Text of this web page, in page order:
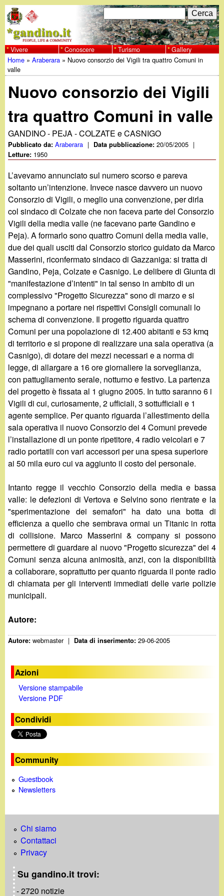
al
contenuto
principale
w
w
w
.
g
a
n
d
i
n
o
.
i
t
F
o
r
d
i
r
i
c
e
r
c
a
C
e
r
c
a
Vivere Conoscere Turismo Gallery
Tu
sei
qui
Home »Araberara » Nuovo consorzio dei Vigili tra quattro Comuni in
valle
Nuovo consorzio dei Vigili
tra quattro Comuni in valle
GANDINO - PEJA - COLZATE e CASNIGO
Pubblicato da:Araberara | Data pubblicazione:20/05/2005 |
Letture: 1950
L’avevamo annunciato sul numero scorso e pareva
soltanto un’intenzione. Invece nasce davvero un nuovo
Consorzio di Vigili, o meglio una convenzione, per dirla
col sindaco di Colzate che non faceva parte del Consorzio
Vigili della media valle (ne facevano parte Gandino e
Peja). A formarlo sono quattro Comuni della media valle,
due dei quali usciti dal Consorzio storico guidato da Marco
Masserini, riconfermato sindaco di Gazzaniga: si tratta di
Gandino, Peja, Colzate e Casnigo. Le delibere di Giunta di
"manifestazione d’intenti" in tal senso in ambito di un
complessivo "Progetto Sicurezza" sono di marzo e si
impegnano a portare nei rispettivi Consigli comunali lo
schema di convenzione. Il progetto riguarda quattro
Comuni per una popolazione di 12.400 abitanti e 53 kmq
di territorio e si propone di realizzare una sala operativa (a
Casnigo), di dotare dei mezzi necessari e a norma di
legge, di allargare a 16 ore giornaliere la sorveglianza,
con pattugliamento serale, notturno e festivo. La partenza
del progetto è fissata al 1 giugno 2005. In tutto saranno 6 i
Vigili di cui, curiosamente, 2 ufficiali, 3 sottufficiali e 1
agente semplice. Per quanto riguarda l’allestimento della
sala operativa il nuovo Consorzio dei 4 Comuni prevede
l’installazione di un ponte ripetitore, 4 radio veicolari e 7
radio portatili con vari accessori per una spesa superiore
ai 50 mila euro cui va aggiunto il costo del personale.
Intanto regge il vecchio Consorzio della media e bassa
valle: le defezioni di Vertova e Selvino sono rientrate e la
"sperimentazione dei semafori" ha dato una botta di
efficienza a quello che sembrava ormai un Titanic in rotta
di collisione. Marco Masserini & company si possono
permettere di guardare al nuovo "Progetto sicurezza" dei 4
Comuni senza alcuna animosità, anzi, con la disponibilità
a collaborare, soprattutto per quanto riguarda il ponte radio
di chiamata per gli interventi immediati delle varie polizie
municipali.
Autore:
Autore:webmaster | Data di inserimento:29-06-2005
Azioni
Versione stampabile
Versione PDF
Condividi
Community
Guestbook
Newsletters
Chi siamo
Contattaci
Privacy
Su gandino.it trovi:
- 2720 notizie